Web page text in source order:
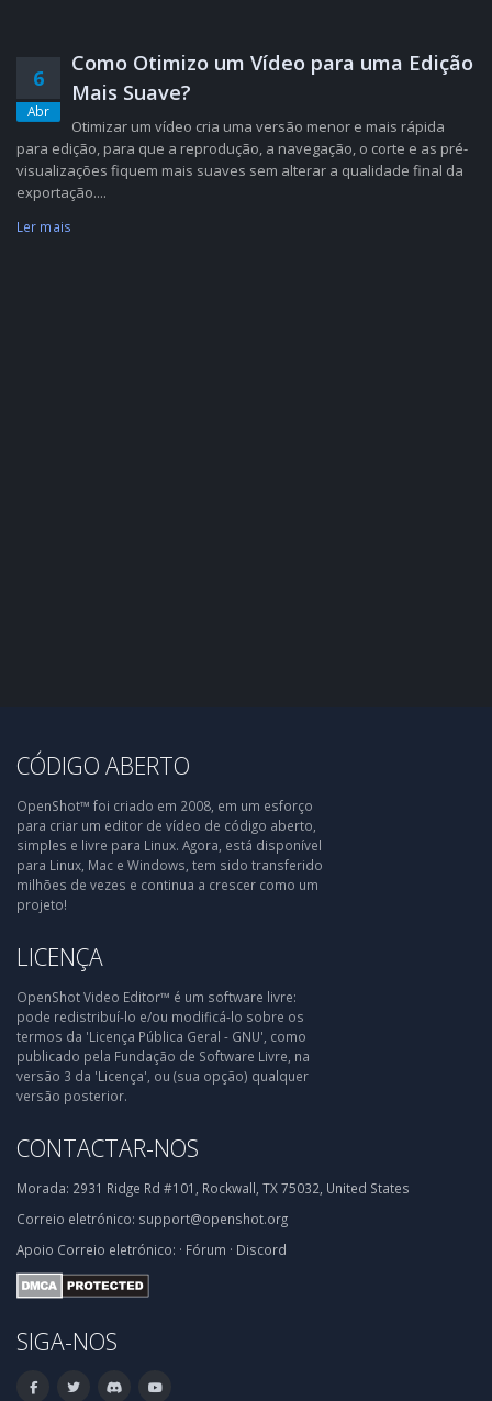
6
Abr
Como Otimizo um Vídeo para uma Edição
Mais Suave?
Otimizar um vídeo cria uma versão menor e mais rápida
para edição, para que a reprodução, a navegação, o corte e as pré-
visualizações fiquem mais suaves sem alterar a qualidade final da
exportação....
Ler mais
CÓDIGO ABERTO
OpenShot™ foi criado em 2008, em um esforço
para criar um editor de vídeo de código aberto,
simples e livre para Linux. Agora, está disponível
para Linux, Mac e Windows, tem sido transferido
milhões de vezes e continua a crescer como um
projeto!
LICENÇA
OpenShot Video Editor™ é um software livre:
pode redistribuí-lo e/ou modificá-lo sobre os
termos da 'Licença Pública Geral - GNU', como
publicado pela Fundação de Software Livre, na
versão 3 da 'Licença', ou (sua opção) qualquer
versão posterior.
CONTACTAR-NOS
Morada: 2931 Ridge Rd #101, Rockwall, TX 75032, United States
Correio eletrónico: support@openshot.org
Apoio Correio eletrónico: · Fórum · Discord
SIGA-NOS